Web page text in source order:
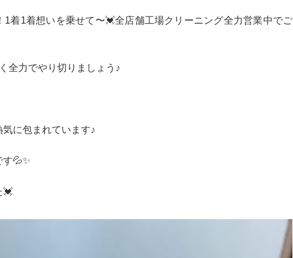
1着1着想いを乗せて〜💓全店舗工場クリーニング全力営業中でご
全力でやり切りましょう♪
に包まれています♪
💦✨
💓